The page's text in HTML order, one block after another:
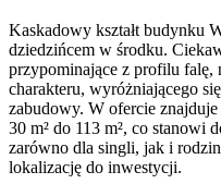
Kaskadowy kształt budynku
dziedzińcem w środku.
przypominające z profilu falę,
charakteru, wyróżniającego
zabudowy. W ofercie
30 m² do 113 m², co stanowi
zarówno dla singli, jak i
lokalizację do inwestycji.